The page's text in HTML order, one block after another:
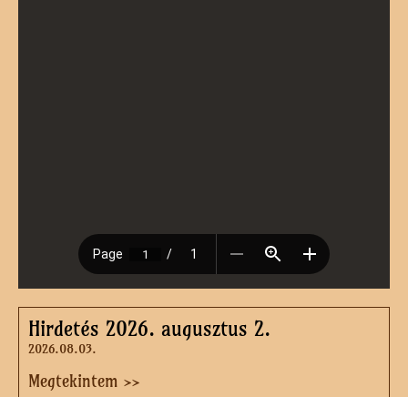
Hirdetés 2026. augusztus 2.
2026.08.03.
Megtekintem >>